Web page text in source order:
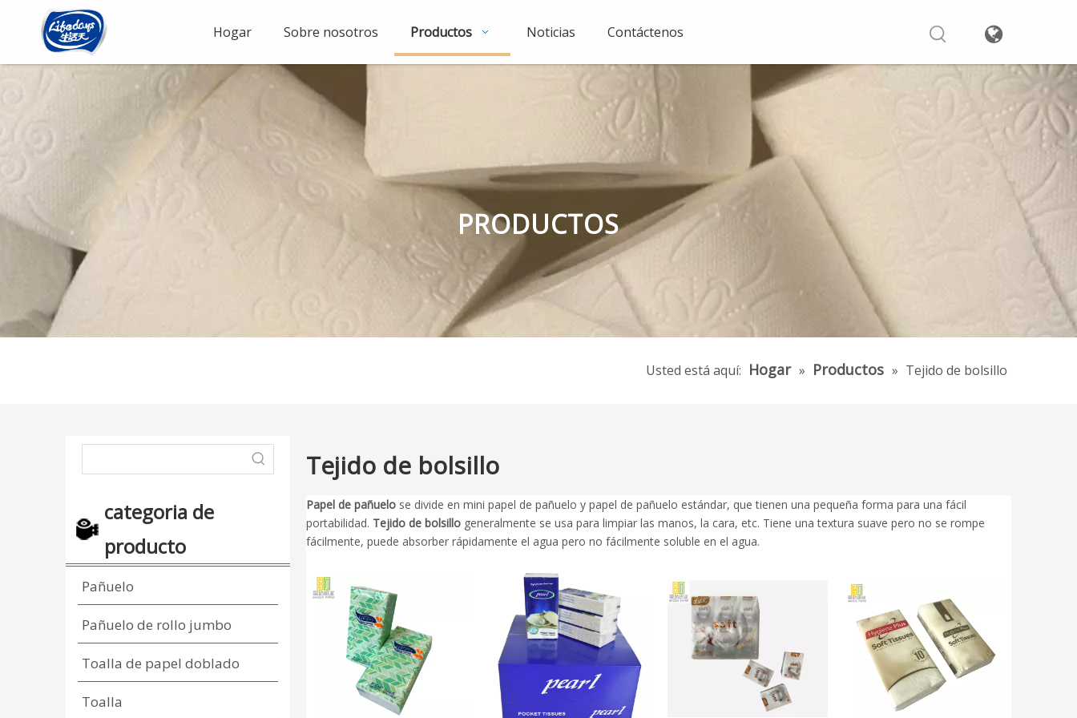
Hogar Sobre nosotros Productos Noticias Contáctenos
PRODUCTOS
Usted está aquí: Hogar » Productos » Tejido de bolsillo
categoria de
producto
Pañuelo
Pañuelo de rollo jumbo
Toalla de papel doblado
Toalla
Tejido de bolsillo
Papel de pañuelo se divide en mini papel de pañuelo y papel de pañuelo estándar, que tienen una pequeña forma para una fácil
portabilidad. Tejido de bolsillo generalmente se usa para limpiar las manos, la cara, etc. Tiene una textura suave pero no se rompe
fácilmente, puede absorber rápidamente el agua pero no fácilmente soluble en el agua.